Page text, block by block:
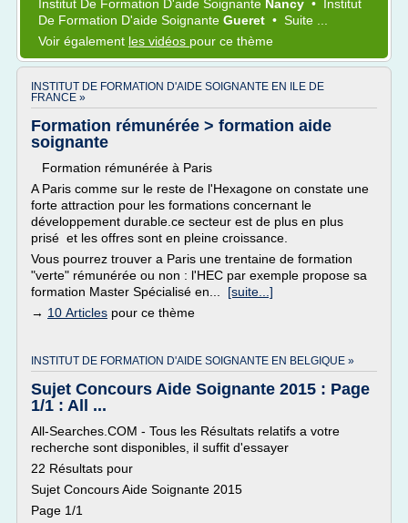
Institut De Formation D'aide Soignante Nancy • Institut
De Formation D'aide Soignante Gueret • Suite ...
Voir également les vidéos pour ce thème
INSTITUT DE FORMATION D'AIDE SOIGNANTE EN ILE DE
FRANCE »
Formation rémunérée > formation aide
soignante
Formation rémunérée à Paris
A Paris comme sur le reste de l'Hexagone on constate une
forte attraction pour les formations concernant le
développement durable.ce secteur est de plus en plus
prisé et les offres sont en pleine croissance.
Vous pourrez trouver a Paris une trentaine de formation
"verte" rémunérée ou non : l'HEC par exemple propose sa
formation Master Spécialisé en... [suite...]
→ 10 Articles pour ce thème
INSTITUT DE FORMATION D'AIDE SOIGNANTE EN BELGIQUE »
Sujet Concours Aide Soignante 2015 : Page
1/1 : All ...
All-Searches.COM - Tous les Résultats relatifs a votre
recherche sont disponibles, il suffit d'essayer
22 Résultats pour
Sujet Concours Aide Soignante 2015
Page 1/1